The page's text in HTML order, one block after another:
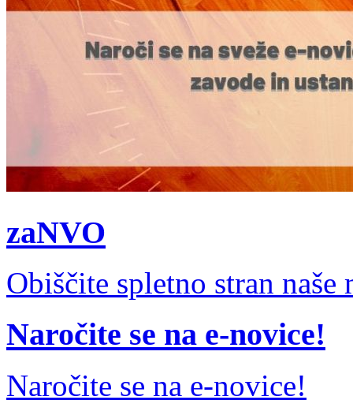
zaNVO
Obiščite spletno stran naše
Naročite se na e-novice!
Naročite se na e-novice!